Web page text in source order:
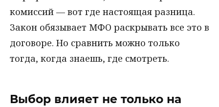
комиссий — вот где настоящая разница.
Закон обязывает МФО раскрывать все это в
договоре. Но сравнить можно только
тогда, когда знаешь, где смотреть.
Выбор влияет не только на